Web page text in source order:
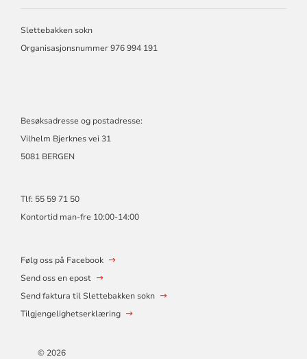
Slettebakken sokn
Organisasjonsnummer 976 994 191
Besøksadresse og postadresse:
Vilhelm Bjerknes vei 31
5081 BERGEN
Tlf: 55 59 71 50
Kontortid man-fre 10:00-14:00
Følg oss på Facebook
Send oss en epost
Send faktura til Slettebakken sokn
Tilgjengelighetserklæring
© 2026